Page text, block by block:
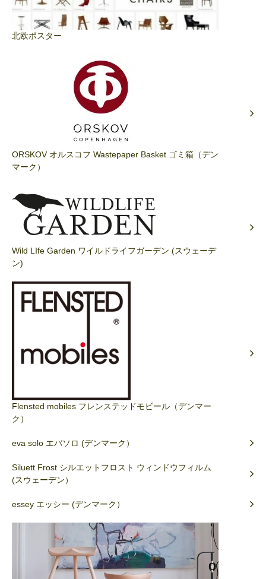
北欧ポスター
ORSKOV オルスコフ Wastepaper Basket ゴミ箱（デン
マーク）
Wild LIfe Garden ワイルドライフガーデン (スウェーデ
ン)
Flensted mobiles フレンステッドモビール（デンマー
ク）
eva solo エバソロ (デンマーク）
Siluett Frost シルエットフロスト ウィンドウフィルム
(スウェーデン）
essey エッシー (デンマーク）